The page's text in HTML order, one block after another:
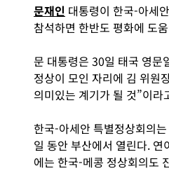
문재인 대통령이 한국-아세
참석하면 한반도 평화에 도
문 대통령은 30일 태국 영문
정상이 모인 자리에 김 위원
의미있는 계기가 될 것”이라
한국-아세안 특별정상회의
일 동안 부산에서 열린다. 연
에는 한국-메콩 정상회의도